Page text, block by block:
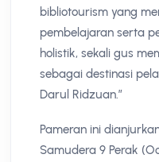
bibliotourism yang
pembelajaran serta
holistik, sekali gus
sebagai destinasi
Darul Ridzuan.”
Pameran ini
Samudera 9 Perak